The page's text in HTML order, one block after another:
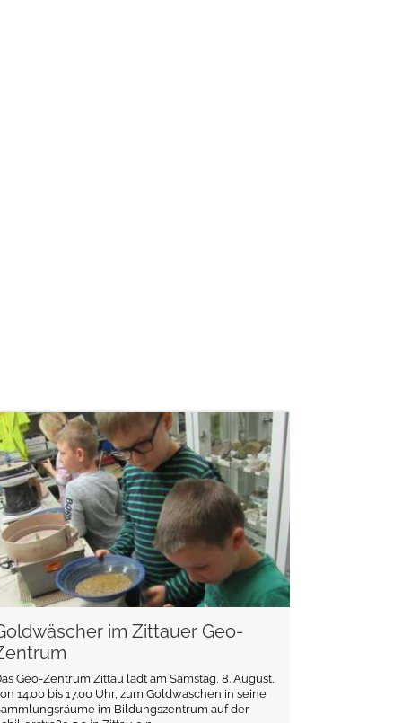
im Zittauer Geo-
Geo-Zentrum Zittau lädt am Samstag, 8. August,
14.00 bis 17.00 Uhr, zum Goldwaschen in seine
im Bildungszentrum auf der
weiterlesen